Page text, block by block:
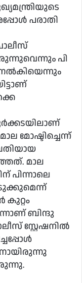
പരാതി
പി
മോഷ്ടിച്ചെന്ന്
മാല
പിന്നാലെ
കുറ്റം
ബിന്ദു
സ്റ്റേഷനിൽ